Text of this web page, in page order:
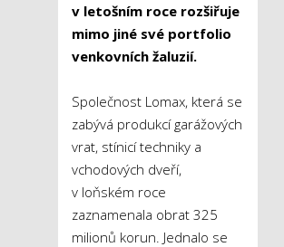
v letošním roce rozšiřuje
mimo jiné své portfolio
venkovních žaluzií.
Společnost Lomax, která se
zabývá produkcí garážových
vrat, stínicí techniky a
vchodových dveří,
v loňském roce
zaznamenala obrat 325
milionů korun. Jednalo se